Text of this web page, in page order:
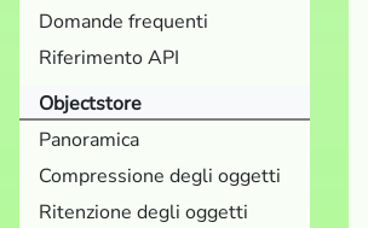
Domande frequenti
Riferimento API
Objectstore
Panoramica
Compressione degli oggetti
Ritenzione degli oggetti